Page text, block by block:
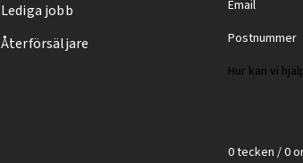
Lediga jobb
Återförsäljare
0 tecken / 0